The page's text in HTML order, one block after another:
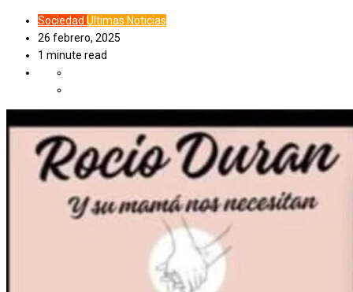
Sociedad Ultimas Noticias
26 febrero, 2025
1 minute read